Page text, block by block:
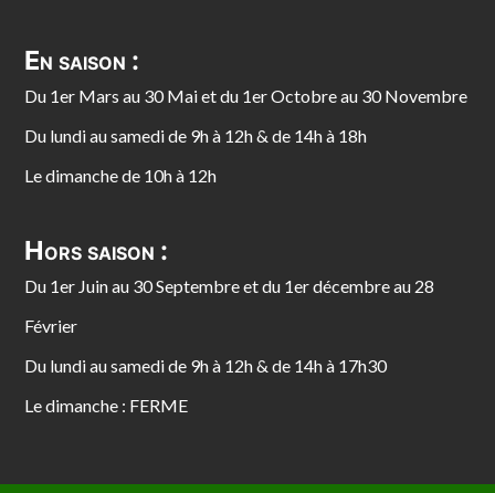
En saison :
Du 1er Mars au 30 Mai et du 1er Octobre au 30 Novembre
Du lundi au samedi de 9h à 12h & de 14h à 18h
Le dimanche de 10h à 12h
Hors saison :
Du 1er Juin au 30 Septembre et du 1er décembre au 28
Février
Du lundi au samedi de 9h à 12h & de 14h à 17h30
Le dimanche : FERME